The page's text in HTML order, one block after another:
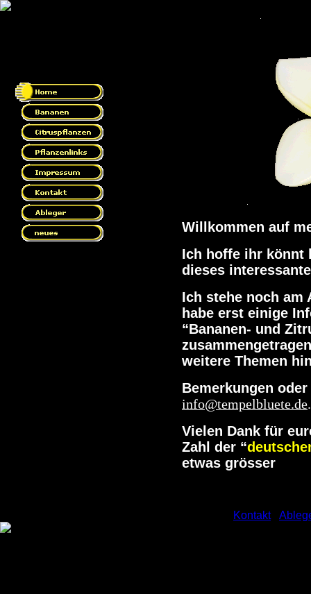
Willkommen auf
Ich hoffe ihr könnt
dieses
Ich stehe noch am
habe erst einige
“Bananen- und
weitere Themen
Bemerkungen
info@tempelbluete.de.
Vielen Dank für
Zahl der “
etwas grösser
Kontakt] [